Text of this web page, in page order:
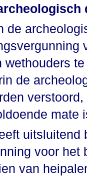
de
wethouders
de
mate
uitsluitend
voor het
van